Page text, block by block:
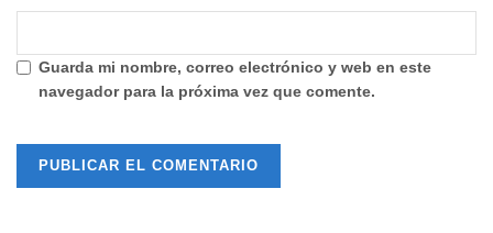
Guarda mi nombre, correo electrónico y web en este
navegador para la próxima vez que comente.